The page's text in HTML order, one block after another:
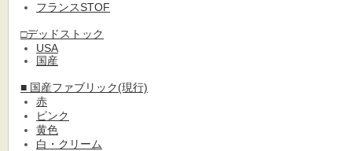
フランスSTOF
□デッドストック
USA
国産
■ 国産ファブリック(現行)
赤
ピンク
黄色
白・クリーム